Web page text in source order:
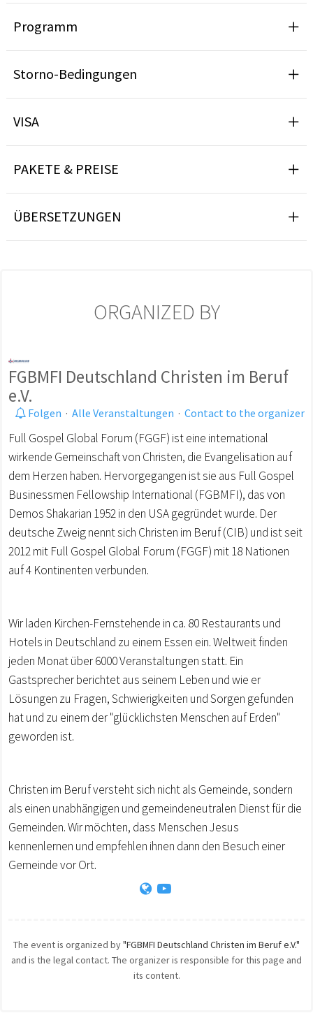
Programm
Storno-Bedingungen
VISA
PAKETE & PREISE
ÜBERSETZUNGEN
ORGANIZED BY
FGBMFI Deutschland Christen im Beruf
e.V.
Folgen · Alle Veranstaltungen · Contact to the organizer
Full Gospel Global Forum (FGGF) ist eine international
wirkende Gemeinschaft von Christen, die Evangelisation auf
dem Herzen haben. Hervorgegangen ist sie aus Full Gospel
Businessmen Fellowship International (FGBMFI), das von
Demos Shakarian 1952 in den USA gegründet wurde. Der
deutsche Zweig nennt sich Christen im Beruf (CIB) und ist seit
2012 mit Full Gospel Global Forum (FGGF) mit 18 Nationen
auf 4 Kontinenten verbunden.
Wir laden Kirchen-Fernstehende in ca. 80 Restaurants und
Hotels in Deutschland zu einem Essen ein. Weltweit finden
jeden Monat über 6000 Veranstaltungen statt. Ein
Gastsprecher berichtet aus seinem Leben und wie er
Lösungen zu Fragen, Schwierigkeiten und Sorgen gefunden
hat und zu einem der "glücklichsten Menschen auf Erden"
geworden ist.
Christen im Beruf versteht sich nicht als Gemeinde, sondern
als einen unabhängigen und gemeindeneutralen Dienst für die
Gemeinden. Wir möchten, dass Menschen Jesus
kennenlernen und empfehlen ihnen dann den Besuch einer
Gemeinde vor Ort.
The event is organized by"FGBMFI Deutschland Christen im Beruf e.V."
and is the legal contact. The organizer is responsible for this page and
its content.